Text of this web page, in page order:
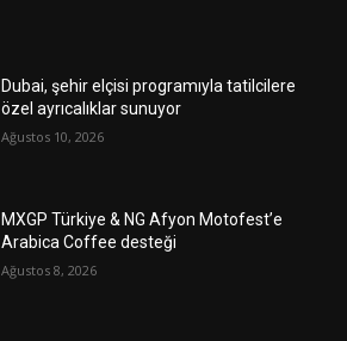
Dubai, şehir elçisi programıyla tatilcilere
özel ayrıcalıklar sunuyor
Ağustos 10, 2026
MXGP Türkiye & NG Afyon Motofest’e
Arabica Coffee desteği
Ağustos 8, 2026